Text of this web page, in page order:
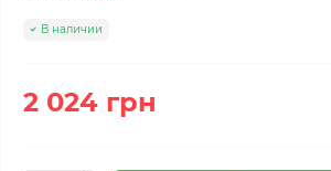
В наличии
2 024 грн